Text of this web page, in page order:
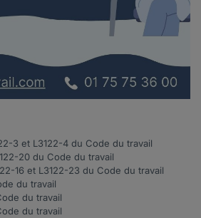
3 et L3122-4 du Code du travail
20 du Code du travail
16 et L3122-23 du Code du travail
du travail
du travail
du travail